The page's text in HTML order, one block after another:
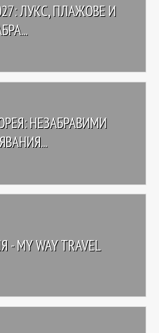
ЛУКС, ПЛАЖОВЕ И
НЕЗАБРАВИМИ
MY WAY TRAVEL